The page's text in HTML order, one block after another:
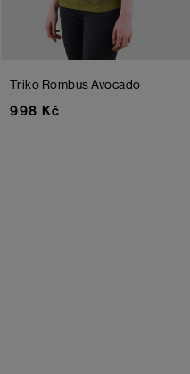
Triko RombusAvocado
998 Kč